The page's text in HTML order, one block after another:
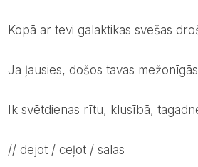
kopā ar tevi galaktikas svešas
ja ļausies, došos tavas
ik svētdienas rītu, klusībā,
// dejot / ceļot / salas